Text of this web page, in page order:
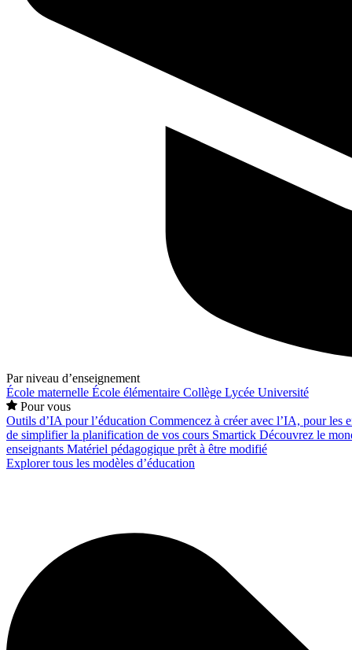
Par niveau d’enseignement
École maternelle École élémentaire Collège Lycée Université
Pour vous
Outils d’IA pour l’éducation Commencez à créer avec l’IA, pour les
de simplifier la planification de vos cours Smartick Découvrez le
enseignants Matériel pédagogique prêt à être modifié
Explorer tous les modèles d’éducation